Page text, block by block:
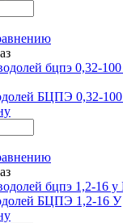
БЦПЭ 0,32-
БЦПЭ 1,2-16 У